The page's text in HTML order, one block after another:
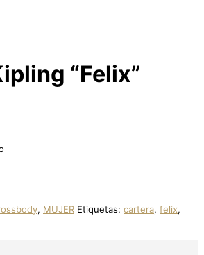
“Felix”
, MUJER Etiquetas: cartera, felix,